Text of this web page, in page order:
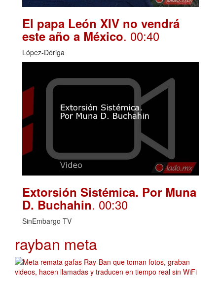
El papa León XIV no vendrá
este año a México. 00:40
López-Dóriga
Extorsión Sistémica. Por Muna
D. Buchahin. 00:30
SinEmbargo TV
rayban meta